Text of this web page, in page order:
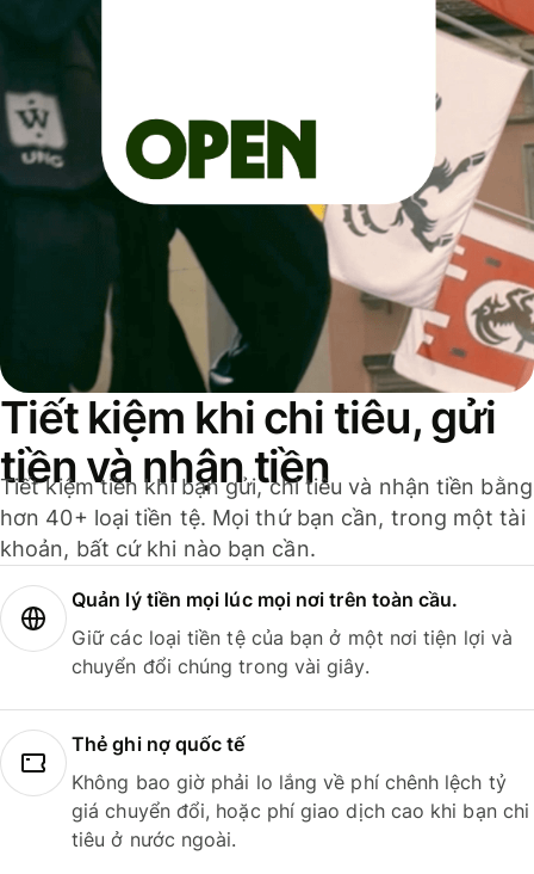
Tiết kiệm khi chi tiêu, gửi
tiền và nhận tiền
Tiết kiệm tiền khi bạn gửi, chi tiêu và nhận tiền bằng
hơn 40+ loại tiền tệ. Mọi thứ bạn cần, trong một tài
khoản, bất cứ khi nào bạn cần.
Quản lý tiền mọi lúc mọi nơi trên toàn cầu.
Giữ các loại tiền tệ của bạn ở một nơi tiện lợi và
chuyển đổi chúng trong vài giây.
Thẻ ghi nợ quốc tế
Không bao giờ phải lo lắng về phí chênh lệch tỷ
giá chuyển đổi, hoặc phí giao dịch cao khi bạn chi
tiêu ở nước ngoài.